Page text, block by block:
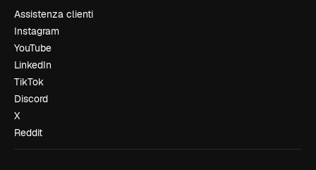
Assistenza clienti
Instagram
YouTube
LinkedIn
TikTok
Discord
X
Reddit